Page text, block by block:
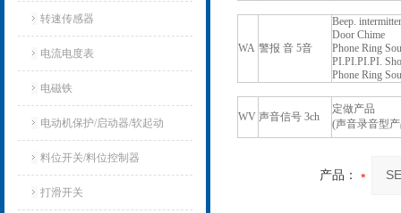
转速传感器
电流电度表
电磁铁
电动机保护/启动器/软起动
料位开关/料位控制器
打滑开关
WA 警报 音 5音
Beep.
Door Chime
Phone Ring
PI.PI.PI.PI.
Phone Ring
WV 声音信号 3ch
定做产品
(声音录音型
产品：